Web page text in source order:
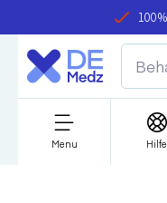
Menu Hilfe